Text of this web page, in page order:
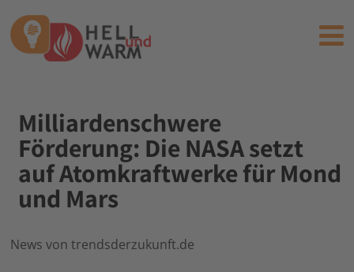
Milliardenschwere
Förderung: Die NASA setzt
auf Atomkraftwerke für Mond
und Mars
News von trendsderzukunft.de